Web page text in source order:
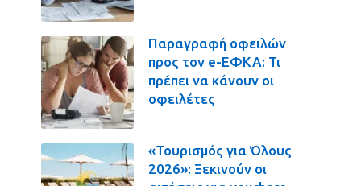
Παραγραφή οφειλών
προς τον e-ΕΦΚΑ: Τι
πρέπει να κάνουν οι
οφειλέτες
«Τουρισμός για Όλους
2026»: Ξεκινούν οι